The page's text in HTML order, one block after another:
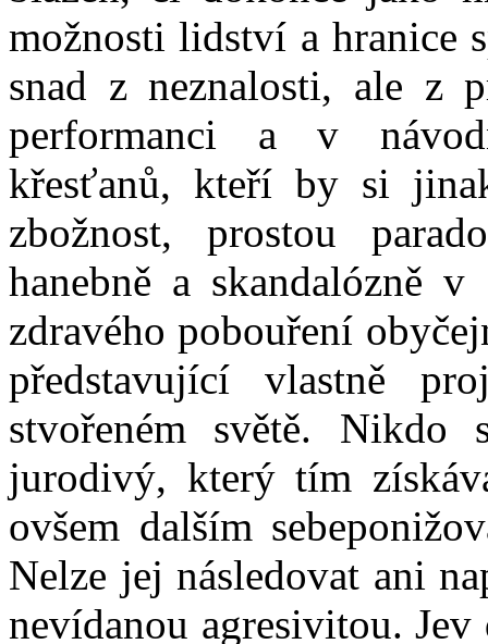
možnosti lidství a hranice
snad z neznalosti, ale z
performanci a v
křesťanů, kteří by si
zbožnost, prostou
hanebně a skandalózně
zdravého pobouření
představující vlastně
stvořeném světě.
jurodivý, který tím
ovšem dalším
Nelze jej následovat ani
nevídanou agresivitou.